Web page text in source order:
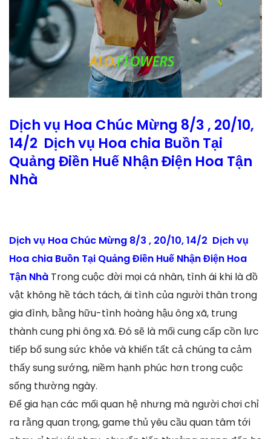
Dịch vụ Hoa Chúc Mừng 8/3 , 20/10,
14/2 Dịch vụ Hoa chia Buồn Tại
Quảng Điền Huế Nhận Điện Hoa Tận
Nhà
Dịch vụ Hoa Chúc Mừng 8/3 , 20/10, 14/2 Dịch vụ
Hoa chia Buồn Tại Quảng Điền Huế Nhận Điện Hoa
Tận Nhà Trong cuộc đời mọi cá nhân, tình ái khi là đồ
vật không hề tách tách, ái tình của người thân trong
gia đình, bằng hữu-tình hoàng hậu ông xã, trung
thành cung phi ông xã. Đó sẽ là mối cung cấp cồn lực
tiếp bổ sung sức khỏe và khiến tất cả chúng ta cảm
thấy sung sướng, niềm hạnh phúc hơn trong cuộc
sống thường ngày.
Để gia hạn các mối quan hệ nhưng mà người chơi chỉ
ra rằng quan trọng, game thủ yêu cầu quan tâm tới